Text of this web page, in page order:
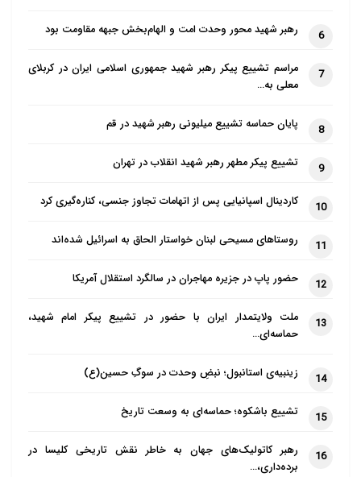
6 رهبر شهید محور وحدت امت و الهام‌بخش جبهه مقاومت بود
7
مراسم تشییع پیکر رهبر شهید جمهوری اسلامی ایران در کربلای
معلی به…
8 پایان حماسه تشییع میلیونی رهبر شهید در قم
9 تشییع پیکر مطهر رهبر شهید انقلاب در تهران
10 کاردینال اسپانیایی پس از اتهامات تجاوز جنسی، کناره‌گیری کرد
11 روستاهای مسیحی لبنان خواستار الحاق به اسرائیل شده‌اند
12 حضور پاپ در جزیره مهاجران در سالگرد استقلال آمریکا
13
ملت ولایتمدار ایران با حضور در تشییع پیکر امام شهید،
حماسه‌ای…
14 زینبیه‌ی استانبول؛ نبضِ وحدت در سوگِ حسین(ع)
15 تشییع باشکوه؛ حماسه‌ای به وسعت تاریخ
16
رهبر کاتولیک‌های جهان به خاطر نقش تاریخی کلیسا در
برده‌داری،…